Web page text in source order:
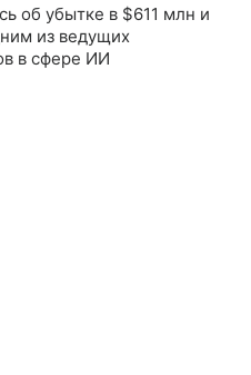
об убытке в $611 млн и
из ведущих
в сфере ИИ